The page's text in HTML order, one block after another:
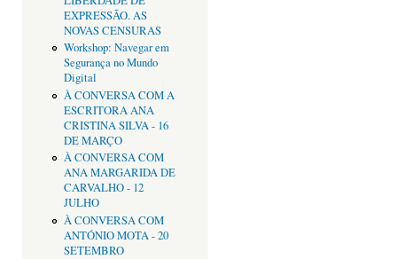
EXPRESSÃO. AS
NOVAS CENSURAS
Workshop: Navegar em
Segurança no Mundo
Digital
À CONVERSA COM A
ESCRITORA ANA
CRISTINA SILVA - 16
DE MARÇO
À CONVERSA COM
ANA MARGARIDA DE
CARVALHO - 12
JULHO
À CONVERSA COM
ANTÓNIO MOTA - 20
SETEMBRO